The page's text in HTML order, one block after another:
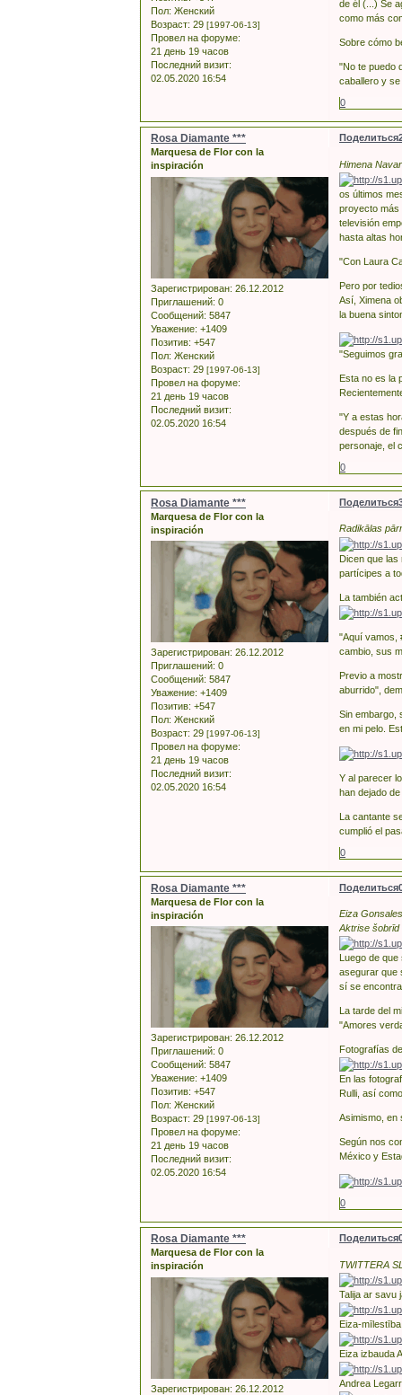
Пол: Женский
Возраст: 29 [1997-06-13]
Провел на форуме:
21 день 19 часов
Последний визит:
02.05.2020 16:54
de él (...) Se
como más
Sobre cómo
"No te puedo
caballero y
0
Поделиться
Rosa Diamante ***
Marquesa de Flor con la
inspiración
Зарегистрирован: 26.12.2012
Приглашений: 0
Сообщений: 5847
Уважение: +1409
Позитив: +547
Пол: Женский
Возраст: 29 [1997-06-13]
Провел на форуме:
21 день 19 часов
Последний визит:
02.05.2020 16:54
Himena
os últimos
proyecto más
televisión
hasta altas
"Con Laura
Pero por
Así, Ximena
la buena
"Seguimos
Esta no es la
"Y a estas
después de
personaje, el
0
Поделиться
Rosa Diamante ***
Marquesa de Flor con la
inspiración
Зарегистрирован: 26.12.2012
Приглашений: 0
Сообщений: 5847
Уважение: +1409
Позитив: +547
Пол: Женский
Возраст: 29 [1997-06-13]
Провел на форуме:
21 день 19 часов
Последний визит:
02.05.2020 16:54
Radikālas
Dicen que las
partícipes a
La también
"Aquí vamos,
cambio, sus
Previo a
aburrido",
Sin embargo,
en mi pelo.
Y al parecer
han dejado
La cantante
cumplió el
0
Поделиться
Rosa Diamante ***
Marquesa de Flor con la
inspiración
Зарегистрирован: 26.12.2012
Приглашений: 0
Сообщений: 5847
Уважение: +1409
Позитив: +547
Пол: Женский
Возраст: 29 [1997-06-13]
Провел на форуме:
21 день 19 часов
Последний визит:
02.05.2020 16:54
Eiza
Aktrise šobrīd
Luego de
asegurar que
sí se
La tarde del
"Amores
Fotografías
En las
Rulli, así
Asimismo, en
Según nos
México y
0
Поделиться
Rosa Diamante ***
Marquesa de Flor con la
inspiración
Зарегистрирован: 26.12.2012
TWITTERA
Talija ar savu
Eiza-
Eiza izbauda
Andrea